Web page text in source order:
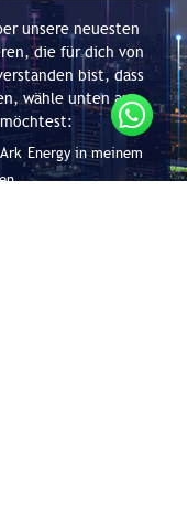
unsere neuesten
die für dich von
bist, dass
wähle unten aus,
Energy in meinem